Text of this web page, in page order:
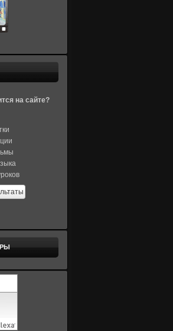
на сайте?